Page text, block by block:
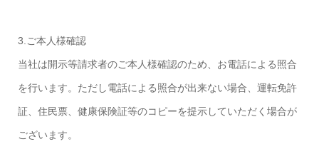
3.ご本人様確認
当社は開示等請求者のご本人様確認のため、お電話による照合
を行います。ただし電話による照合が出来ない場合、運転免許
証、住民票、健康保険証等のコピーを提示していただく場合が
ございます。